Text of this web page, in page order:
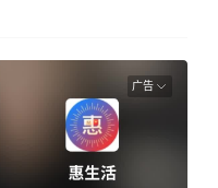
广告